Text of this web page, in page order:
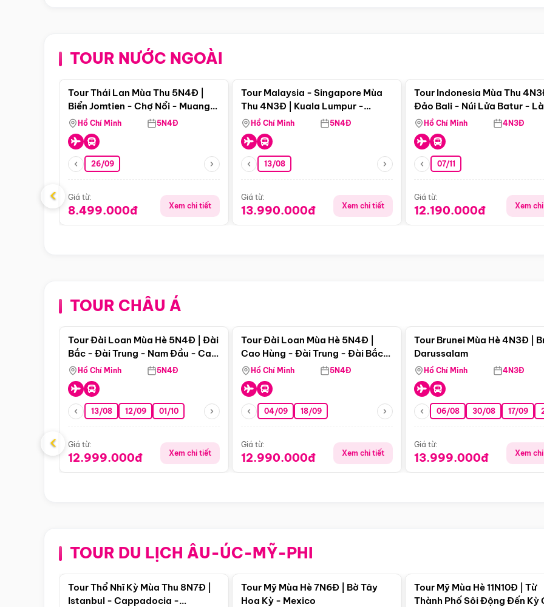
TOUR NƯỚC NGOÀI
Điểm nổi bật
Tour Thái Lan Mùa Thu 5N4Đ |
Biển Jomtien - Chợ Nổi - Muang
Boran - Suanthai
Hồ Chí Minh 5N4Đ
26/09
Giá từ:
8.499.000đ Xem chi tiết
Tour Malaysia - Singapore Mùa
Thu 4N3Đ | Kuala Lumpur -
Malacca - Johor Baru -
Singapore
Hồ Chí Minh 5N4Đ
13/08
Giá từ:
13.990.000đ Xem chi tiết
Tour Indonesia Mùa Thu
Đảo Bali - Núi Lửa Batur -
Penglipuran
Hồ Chí Minh 4N3Đ
07/11
Giá từ:
12.190.000đ Xem
‹
TOUR CHÂU ÁĐiểm nổi bật
Tour Đài Loan Mùa Hè 5N4Đ | Đài
Bắc - Đài Trung - Nam Đầu - Cao
Hùng ( Bay Vn)
Hồ Chí Minh 5N4Đ
13/08 12/09 01/10
Giá từ:
12.999.000đ Xem chi tiết
Tour Đài Loan Mùa Hè 5N4Đ |
Cao Hùng - Đài Trung - Đài Bắc
(Bay Vj)
Hồ Chí Minh 5N4Đ
04/09 18/09
Giá từ:
12.990.000đ Xem chi tiết
Tour Brunei Mùa Hè 4N3Đ |
Darussalam
Hồ Chí Minh 4N3Đ
06/08 30/08 17/09
Giá từ:
13.999.000đ Xem
‹
TOUR DU LỊCH ÂU-ÚC-MỸ-PHI
Điểm nổi bật
Tour Thổ Nhĩ Kỳ Mùa Thu 8N7Đ |
Istanbul - Cappadocia -
Tour Mỹ Mùa Hè 7N6Đ | Bờ Tây
Hoa Kỳ - Mexico
Tour Mỹ Mùa Hè 11N10Đ | Từ
Thành Phố Sôi Động Đến Kỳ